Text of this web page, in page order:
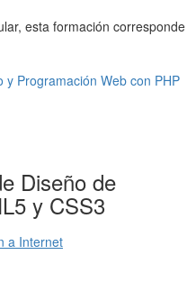
esta formación corresponde
y Programación Web con PHP
Diseño de
y CSS3
a Internet